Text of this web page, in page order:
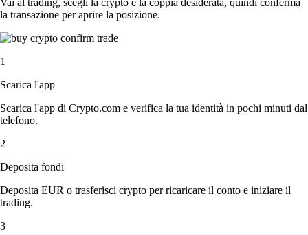
Vai al trading, scegli la crypto e la coppia desiderata, quindi conferma
la transazione per aprire la posizione.
1
Scarica l'app
Scarica l'app di Crypto.com e verifica la tua identità in pochi minuti dal
telefono.
2
Deposita fondi
Deposita EUR o trasferisci crypto per ricaricare il conto e iniziare il
trading.
3